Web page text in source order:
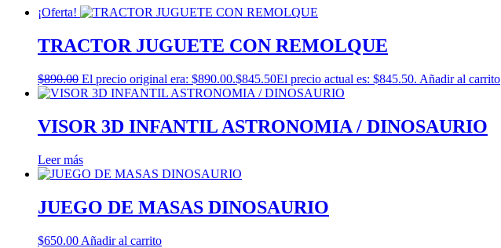
¡Oferta!
TRACTOR JUGUETE CON REMOLQUE
$890.00 El precio original era: $890.00.$845.50El precio actual es: $845.50. Añadir al carrito
VISOR 3D INFANTIL ASTRONOMIA / DINOSAURIO
Leer más
JUEGO DE MASAS DINOSAURIO
$650.00 Añadir al carrito